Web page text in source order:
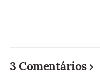
3 Comentários